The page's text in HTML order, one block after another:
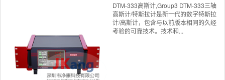
DTM-333高斯计,Group3 DTM-333三轴
高斯计/特斯拉计是新一代的数字特斯拉
计/高斯计，包含与以前版本相同的久经
考验的可靠技术。技术和...